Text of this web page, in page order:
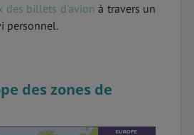
des billets d'avion à travers un
personnel.
des zones de